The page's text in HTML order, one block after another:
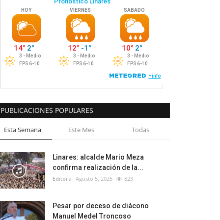
PUBLICACIONES POPULARES
Esta Semana Este Mes Todas
Linares: alcalde Mario Meza
confirma realización de la...
Editora Agosto 5, 2026 823
Pesar por deceso de diácono
Manuel Medel Troncoso